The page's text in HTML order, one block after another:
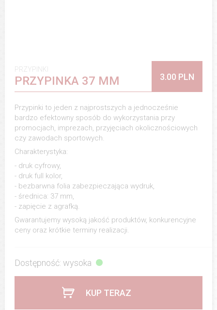
PRZYPINKI
PRZYPINKA 37 MM 3.00 PLN
Przypinki to jeden z najprostszych a jednocześnie
bardzo efektowny sposób do wykorzystania przy
promocjach, imprezach, przyjęciach okolicznościowych
czy zawodach sportowych.
Charakterystyka:
- druk cyfrowy,
- druk full kolor,
- bezbarwna folia zabezpieczająca wydruk,
- średnica: 37 mm,
- zapięcie z agrafką.
Gwarantujemy wysoką jakość produktów, konkurencyjne
ceny oraz krótkie terminy realizacji.
Dostępność: wysoka
KUP TERAZ